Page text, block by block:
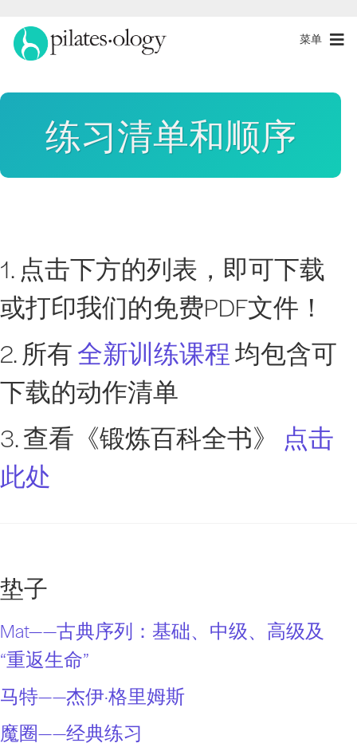
菜单
练习清单和顺序
1. 点击下方的列表，即可下载
或打印我们的免费PDF文件！
2. 所有全新训练课程均包含可
下载的动作清单
3. 查看《锻炼百科全书》 点击
此处
垫子
Mat——古典序列：基础、中级、高级及
“重返生命”
马特——杰伊·格里姆斯
魔圈——经典练习